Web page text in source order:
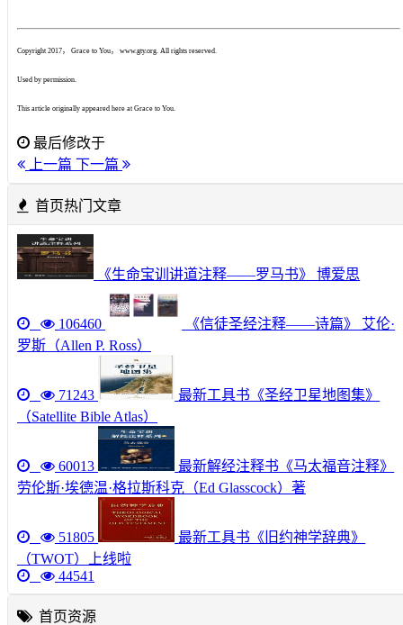
Copyright 2017， Grace to You， www.gty.org. All rights reserved.
Used by permission.
This article originally appeared here at Grace to You.
最后修改于
上一篇 下一篇
首页热门文章
《生命宝训讲道注释——罗马书》 博爱思
106460
《信徒圣经注释——诗篇》 艾伦·
罗斯（Allen P. Ross）
71243
最新工具书《圣经卫星地图集》
（Satellite Bible Atlas）
60013
最新解经注释书《马太福音注释》
劳伦斯·埃德温·格拉斯科克（Ed Glasscock）著
51805
最新工具书《旧约神学辞典》
（TWOT）上线啦
44541
首页资源